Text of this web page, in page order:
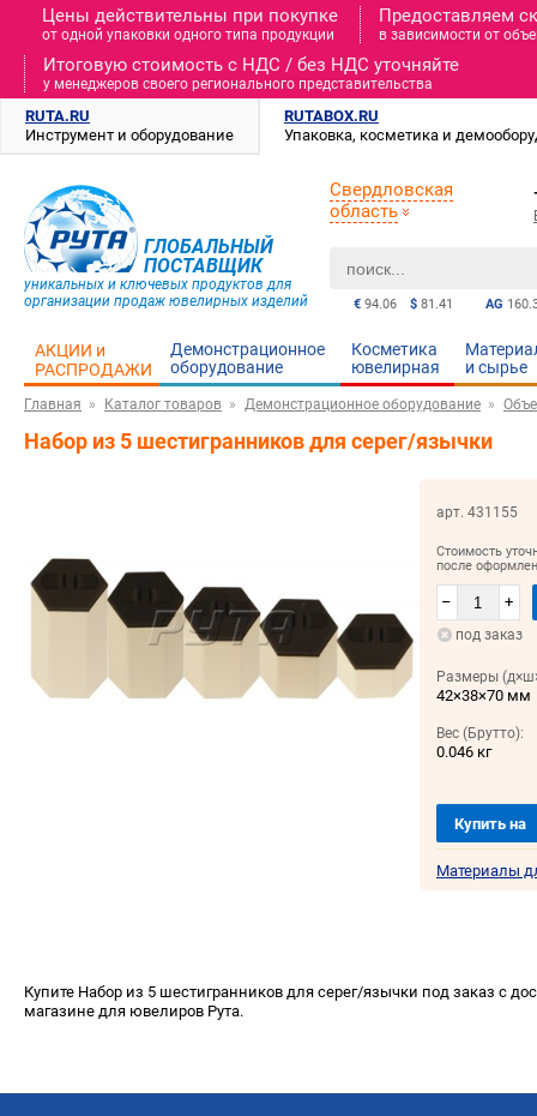
Цены действительны при покупке
от одной упаковки одного типа продукции
Предоставляем
в зависимости от
Итоговую стоимость c НДС / без НДС уточняйте
у менеджеров своего регионального представительства
RUTA.RU
Инструмент и оборудование
RUTABOX.RU
Упаковка, косметика и
ГЛОБАЛЬНЫЙ
ПОСТАВЩИК
уникальных и ключевых продуктов для
организации продаж ювелирных изделий
AG
€ 94.06 $ 81.41
Свердловская
область
АКЦИИ и
РАСПРОДАЖИ
Демонстрационное
оборудование
Косметика
ювелирная
и cырье
Главная Каталог товаров Демонстрационное оборудование
Набор из 5 шестигранников для серег/язычки
арт. 431155
Стоимость
после
– +
под заказ
Размеры
42×38×70 мм
Вес (Брутто):
0.046 кг
Купить на
Материалы
Купите Набор из 5 шестигранников для серег/язычки под заказ с
магазине для ювелиров Рута.